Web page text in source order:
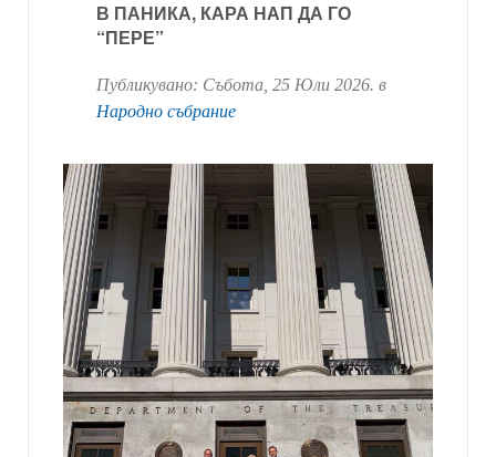
В ПАНИКА, КАРА НАП ДА ГО
“ПЕРЕ”
Публикувано: Събота, 25 Юли 2026. в
Народно събрание